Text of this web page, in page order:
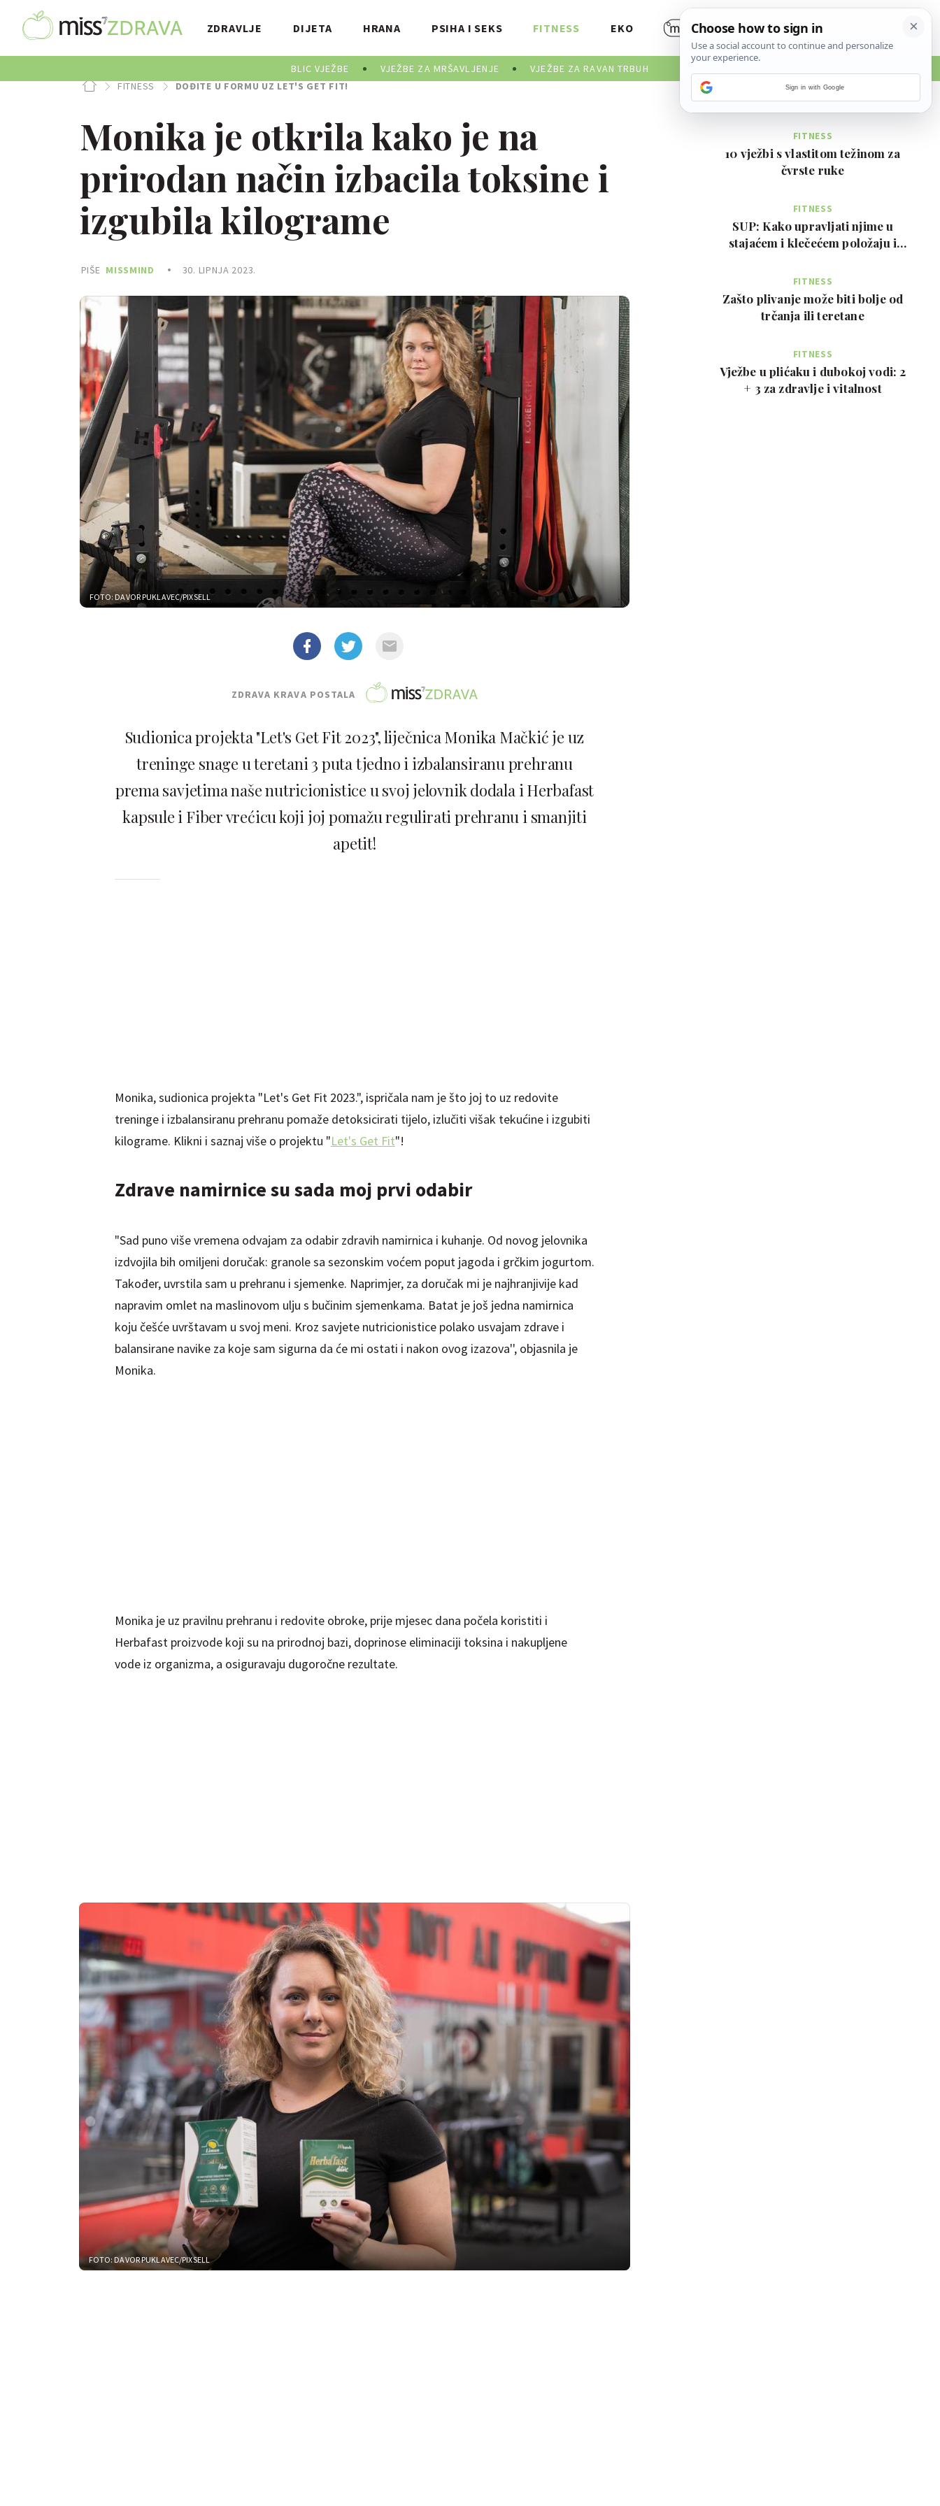
ZDRAVLJE DIJETA HRANA PSIHA I SEKS FITNESS
BLIC VJEŽBE VJEŽBE ZA MRŠAVLJENJE VJEŽBE ZA RAVAN TRBUH
EKO
FITNESS DOĐITE U FORMU UZ LET'S GET FIT!
Monika je otkrila kako je na
prirodan način izbacila toksine i
izgubila kilograme
PIŠE MISSMIND 30. LIPNJA 2023.
FOTO: DAVOR PUKLAVEC/PIXSELL
ZDRAVA KRAVA POSTALA
Sudionica projekta "Let's Get Fit 2023", liječnica Monika Mačkić je uz
treninge snage u teretani 3 puta tjedno i izbalansiranu prehranu
prema savjetima naše nutricionistice u svoj jelovnik dodala i Herbafast
kapsule i Fiber vrećicu koji joj pomažu regulirati prehranu i smanjiti
apetit!
Monika, sudionica projekta "Let's Get Fit 2023.", ispričala nam je što joj to uz redovite
treninge i izbalansiranu prehranu pomaže detoksicirati tijelo, izlučiti višak tekućine i izgubiti
kilograme. Klikni i saznaj više o projektu "Let's Get Fit"!
Zdrave namirnice su sada moj prvi odabir
"Sad puno više vremena odvajam za odabir zdravih namirnica i kuhanje. Od novog jelovnika
izdvojila bih omiljeni doručak: granole sa sezonskim voćem poput jagoda i grčkim jogurtom.
Također, uvrstila sam u prehranu i sjemenke. Naprimjer, za doručak mi je najhranjivije kad
napravim omlet na maslinovom ulju s bučinim sjemenkama. Batat je još jedna namirnica
koju češće uvrštavam u svoj meni. Kroz savjete nutricionistice polako usvajam zdrave i
balansirane navike za koje sam sigurna da će mi ostati i nakon ovog izazova'', objasnila je
Monika.
Monika je uz pravilnu prehranu i redovite obroke, prije mjesec dana počela koristiti i
Herbafast proizvode koji su na prirodnoj bazi, doprinose eliminaciji toksina i nakupljene
vode iz organizma, a osiguravaju dugoročne rezultate.
FOTO: DAVOR PUKLAVEC/PIXSELL
NAJČITANIJE
FITNESS
10 vježbi s vlastitom težinom za
čvrste ruke
FITNESS
SUP: Kako upravljati njime u
stajaćem i klečećem položaju i
FITNESS
Zašto plivanje može biti bolje od
trčanja ili teretane
FITNESS
Vježbe u plićaku i dubokoj vodi: 2
+ 3 za zdravlje i vitalnost
Sign in with Google